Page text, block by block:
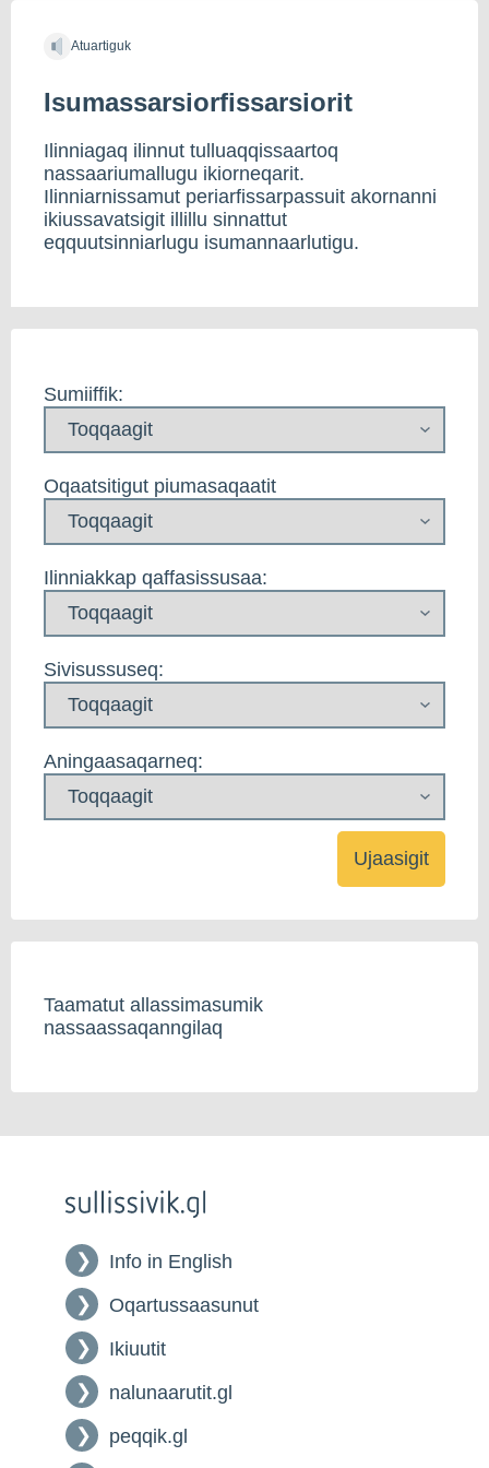
Atuartiguk
Isumassarsiorfissarsiorit
Ilinniagaq ilinnut tulluaqqissaartoq
nassaariumallugu ikiorneqarit.
Ilinniarnissamut periarfissarpassuit akornanni
ikiussavatsigit illillu sinnattut
eqquutsinniarlugu isumannaarlutigu.
Sumiiffik:
Oqaatsitigut piumasaqaatit
Ilinniakkap qaffasissusaa:
Sivisussuseq:
Aningaasaqarneq:
Ujaasigit
Taamatut allassimasumik
nassaassaqanngilaq
Info in English
Oqartussaasunut
Ikiuutit
nalunaarutit.gl
peqqik.gl